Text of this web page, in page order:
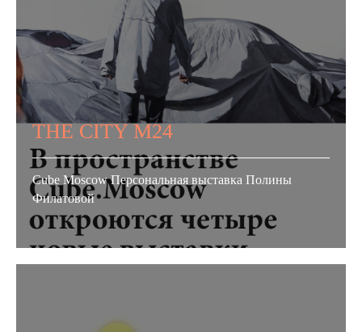
THE CITY M24
Cube Moscow Персональная выставка Полины
Филатовой